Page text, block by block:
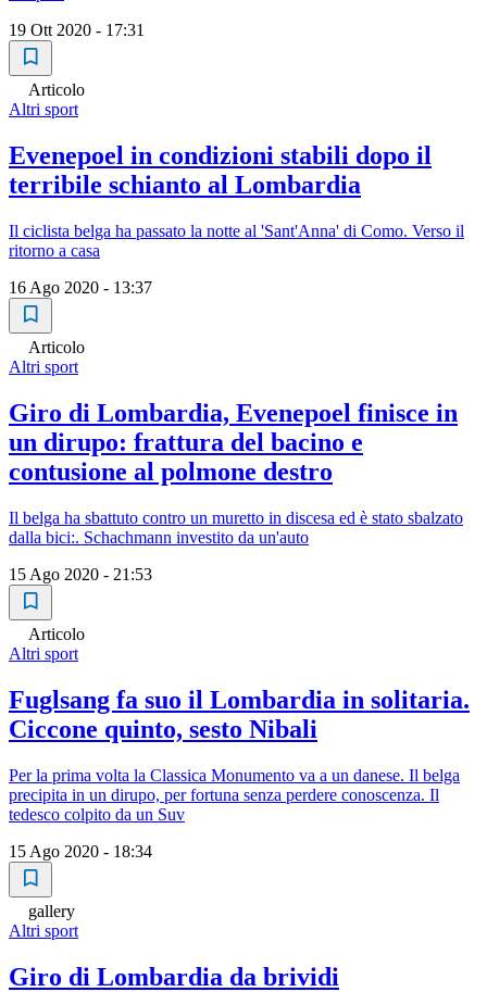
19 Ott 2020 - 17:31
Articolo
Altri sport
Evenepoel in condizioni stabili dopo il
terribile schianto al Lombardia
Il ciclista belga ha passato la notte al 'Sant'Anna' di Como. Verso il
ritorno a casa
16 Ago 2020 - 13:37
Articolo
Altri sport
Giro di Lombardia, Evenepoel finisce in
un dirupo: frattura del bacino e
contusione al polmone destro
Il belga ha sbattuto contro un muretto in discesa ed è stato sbalzato
dalla bici:. Schachmann investito da un'auto
15 Ago 2020 - 21:53
Articolo
Altri sport
Fuglsang fa suo il Lombardia in solitaria.
Ciccone quinto, sesto Nibali
Per la prima volta la Classica Monumento va a un danese. Il belga
precipita in un dirupo, per fortuna senza perdere conoscenza. Il
tedesco colpito da un Suv
15 Ago 2020 - 18:34
gallery
Altri sport
Giro di Lombardia da brividi